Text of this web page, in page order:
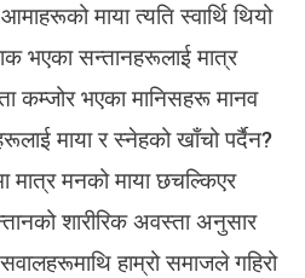
माया त्यति स्वार्थि थियो
भएका सन्तानहरूलाई मात्र
कम्जोर भएका मानिसहरू मानव
माया र स्नेहको खाँचो पर्दैन?
मनको माया छचल्किएर
शारीरिक अवस्ता अनुसार
हाम्रो समाजले गहिरो